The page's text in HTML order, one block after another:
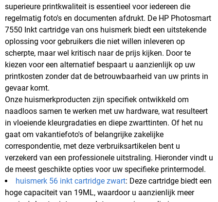
superieure printkwaliteit is essentieel voor iedereen die
regelmatig foto's en documenten afdrukt. De HP Photosmart
7550 Inkt cartridge van ons huismerk biedt een uitstekende
oplossing voor gebruikers die niet willen inleveren op
scherpte, maar wel kritisch naar de prijs kijken. Door te
kiezen voor een alternatief bespaart u aanzienlijk op uw
printkosten zonder dat de betrouwbaarheid van uw prints in
gevaar komt.
Onze huismerkproducten zijn specifiek ontwikkeld om
naadloos samen te werken met uw hardware, wat resulteert
in vloeiende kleurgradaties en diepe zwarttinten. Of het nu
gaat om vakantiefoto's of belangrijke zakelijke
correspondentie, met deze verbruiksartikelen bent u
verzekerd van een professionele uitstraling. Hieronder vindt u
de meest geschikte opties voor uw specifieke printermodel.
huismerk 56 inkt cartridge zwart: Deze cartridge biedt een
hoge capaciteit van 19ML, waardoor u aanzienlijk meer